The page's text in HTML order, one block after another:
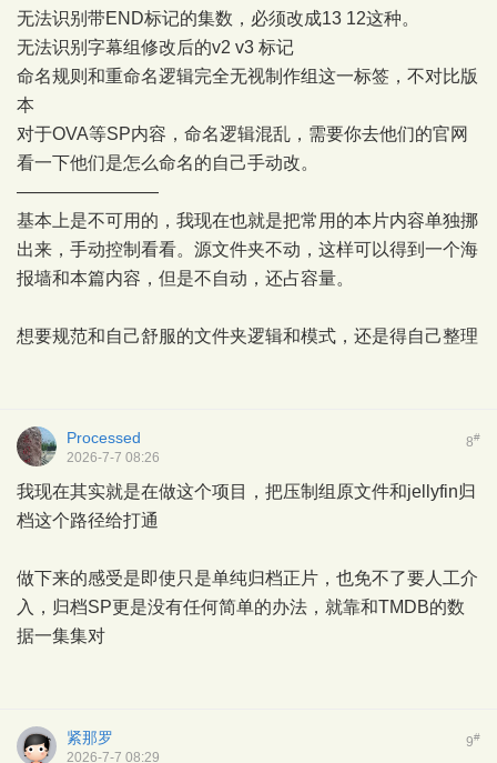
无法识别带END标记的集数，必须改成13 12这种。
无法识别字幕组修改后的v2 v3 标记
命名规则和重命名逻辑完全无视制作组这一标签，不对比版
本
对于OVA等SP内容，命名逻辑混乱，需要你去他们的官网
看一下他们是怎么命名的自己手动改。
————————
基本上是不可用的，我现在也就是把常用的本片内容单独挪
出来，手动控制看看。源文件夹不动，这样可以得到一个海
报墙和本篇内容，但是不自动，还占容量。
想要规范和自己舒服的文件夹逻辑和模式，还是得自己整理
8#
Processed
2026-7-7 08:26
我现在其实就是在做这个项目，把压制组原文件和jellyfin归
档这个路径给打通
做下来的感受是即使只是单纯归档正片，也免不了要人工介
入，归档SP更是没有任何简单的办法，就靠和TMDB的数
据一集集对
9#
紧那罗
2026-7-7 08:29